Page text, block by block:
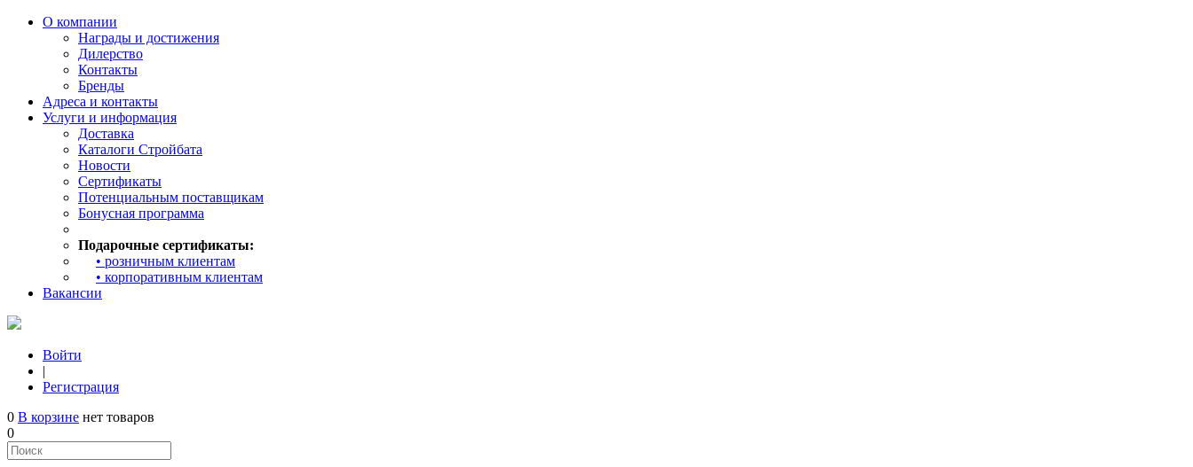
О компании
Награды и достижения
Дилерство
Контакты
Бренды
Адреса и контакты
Услуги и информация
Доставка
Каталоги Стройбата
Новости
Сертификаты
Потенциальным поставщикам
Бонусная программа
Подарочные сертификаты:
• розничным клиентам
• корпоративным клиентам
Вакансии
Войти
|
Регистрация
0 В корзине нет товаров
0